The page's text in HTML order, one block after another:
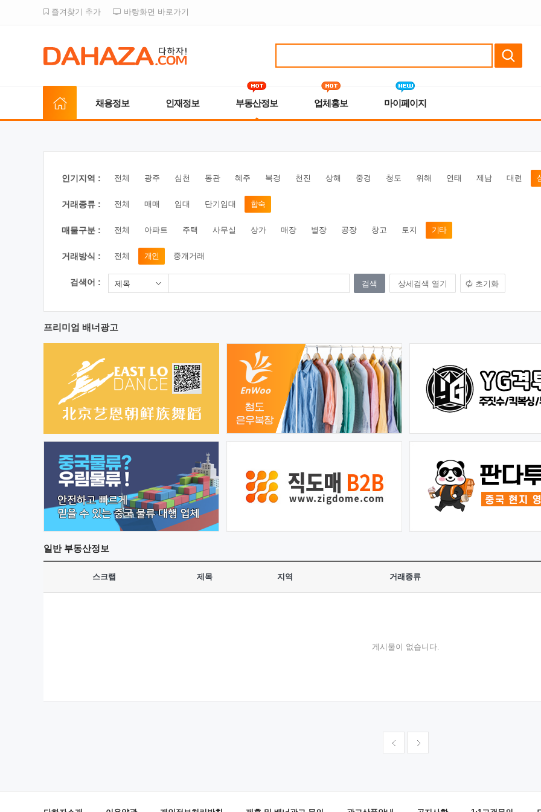
즐겨찾기 추가 바탕화면 바로가기
채용정보 인재정보 부동산정보 업체홍보 마이페이지
인기지역 : 전체 광주 심천 동관 혜주 북경 천진 상해 중경 청도 위해 연태 제남 대련
거래종류 : 전체 매매 임대 단기임대 합숙
매물구분 : 전체 아파트 주택 사무실 상가 매장 별장 공장 창고 토지 기타
거래방식 : 전체 개인 중개거래
검색어 : 제목 상세검색 열기 초기화
프리미엄 배너광고
일반부동산정보
스크랩 제목 지역 거래종류
게시물이 없습니다.